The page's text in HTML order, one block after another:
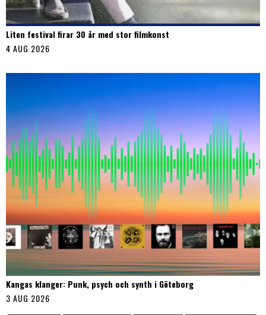
Liten festival firar 30 år med stor filmkonst
4 AUG 2026
Kangas klanger: Punk, psych och synth i Göteborg
3 AUG 2026